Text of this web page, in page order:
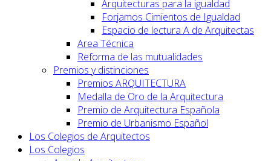
Arquitecturas para la igualdad
Forjamos Cimientos de Igualdad
Espacio de lectura A de Arquitectas
Area Técnica
Reforma de las mutualidades
Premios y distinciones
Premios ARQUITECTURA
Medalla de Oro de la Arquitectura
Premio de Arquitectura Española
Premio de Urbanismo Español
Los Colegios de Arquitectos
Los Colegios